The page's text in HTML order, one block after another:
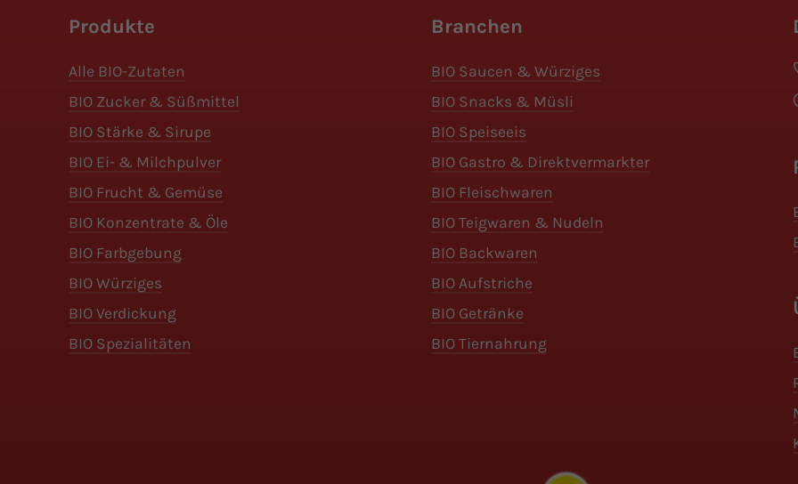
Produkte
Alle BIO-Zutaten
BIO Zucker & Süßmittel
BIO Stärke & Sirupe
BIO Ei- & Milchpulver
BIO Frucht & Gemüse
BIO Konzentrate & Öle
BIO Farbgebung
BIO Würziges
BIO Verdickung
BIO Spezialitäten
Branchen
BIO Saucen & Würziges
BIO Snacks & Müsli
BIO Speiseeis
BIO Gastro & Direktvermarkter
BIO Fleischwaren
BIO Teigwaren & Nudeln
BIO Backwaren
BIO Aufstriche
BIO Getränke
BIO Tiernahrung